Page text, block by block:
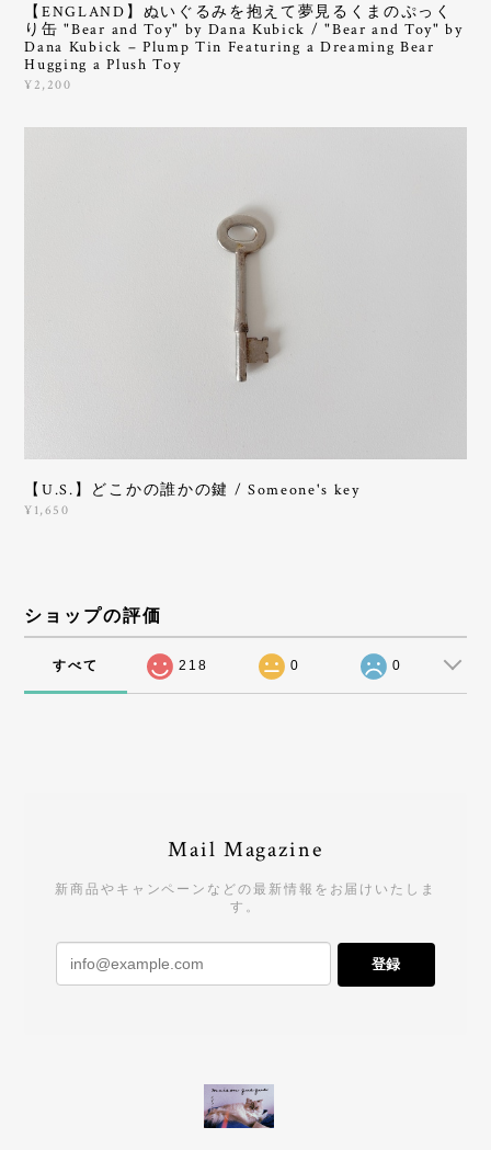
【ENGLAND】ぬいぐるみを抱えて夢見るくまのぷっく
り缶 "Bear and Toy" by Dana Kubick / "Bear and Toy" by
Dana Kubick – Plump Tin Featuring a Dreaming Bear
Hugging a Plush Toy
¥2,200
【U.S.】どこかの誰かの鍵 / Someone's key
¥1,650
ショップの評価
すべて 218 0 0
Mail Magazine
新商品やキャンペーンなどの最新情報をお届けいたしま
す。
登録